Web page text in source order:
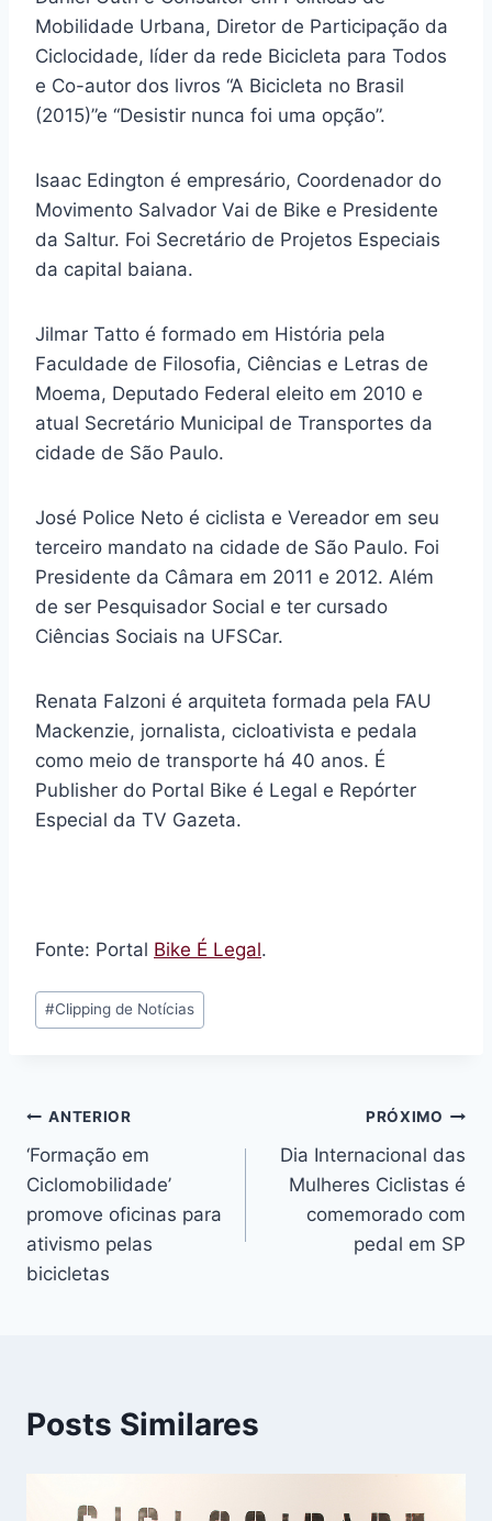
Mobilidade Urbana, Diretor de Participação da
Ciclocidade, líder da rede Bicicleta para Todos
e Co-autor dos livros “A Bicicleta no Brasil
(2015)”e “Desistir nunca foi uma opção”.
Isaac Edington é empresário, Coordenador do
Movimento Salvador Vai de Bike e Presidente
da Saltur. Foi Secretário de Projetos Especiais
da capital baiana.
Jilmar Tatto é formado em História pela
Faculdade de Filosofia, Ciências e Letras de
Moema, Deputado Federal eleito em 2010 e
atual Secretário Municipal de Transportes da
cidade de São Paulo.
José Police Neto é ciclista e Vereador em seu
terceiro mandato na cidade de São Paulo. Foi
Presidente da Câmara em 2011 e 2012. Além
de ser Pesquisador Social e ter cursado
Ciências Sociais na UFSCar.
Renata Falzoni é arquiteta formada pela FAU
Mackenzie, jornalista, cicloativista e pedala
como meio de transporte há 40 anos. É
Publisher do Portal Bike é Legal e Repórter
Especial da TV Gazeta.
Fonte: Portal Bike É Legal.
Tags
do
#Clipping de Notícias
Navegação
de
Post
ANTERIOR
‘Formação em
Ciclomobilidade’
promove oficinas para
ativismo pelas
bicicletas
PRÓXIMO
Dia Internacional das
Mulheres Ciclistas é
comemorado com
pedal em SP
Posts Similares